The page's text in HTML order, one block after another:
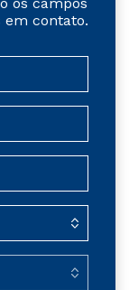
em contato.